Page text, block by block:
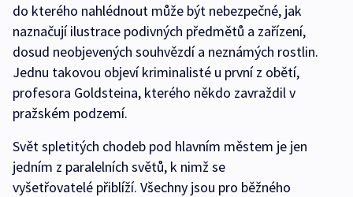
do kterého nahlédnout může být nebezpečné, jak
naznačují ilustrace podivných předmětů a zařízení,
dosud neobjevených souhvězdí a neznámých rostlin.
Jednu takovou objeví kriminalisté u první z obětí,
profesora Goldsteina, kterého někdo zavraždil v
pražském podzemí.
Svět spletitých chodeb pod hlavním městem je jen
jedním z paralelních světů, k nimž se
vyšetřovatelé přiblíží. Všechny jsou pro běžného